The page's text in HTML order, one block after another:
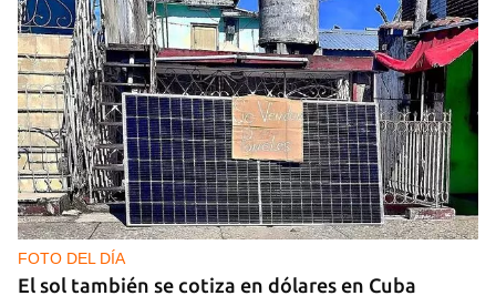
FOTO DEL DÍA
El sol también se cotiza en dólares en Cuba